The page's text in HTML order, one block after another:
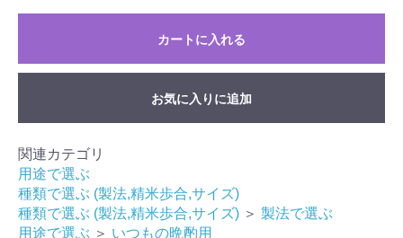
カートに入れる
お気に入りに追加
関連カテゴリ
用途で選ぶ
種類で選ぶ (製法,精米歩合,サイズ)
種類で選ぶ (製法,精米歩合,サイズ) ＞ 製法で選ぶ
用途で選ぶ ＞ いつもの晩酌用